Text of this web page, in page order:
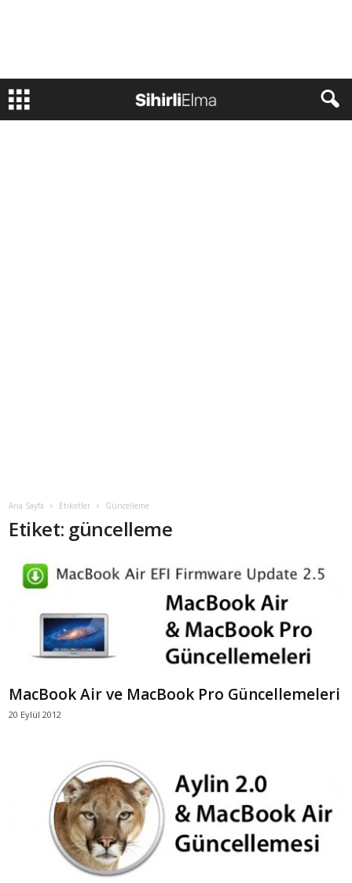
Ana Sayfa Etiketler Güncelleme
Etiket: güncelleme
MacBook Air ve MacBook Pro Güncellemeleri
20 Eylül 2012